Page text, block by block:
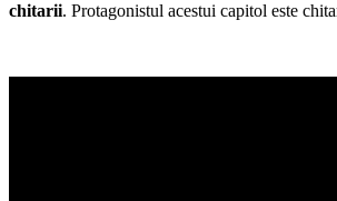
chitarii. Protagonistul acestui capitol este